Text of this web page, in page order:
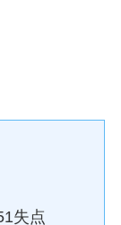
失点